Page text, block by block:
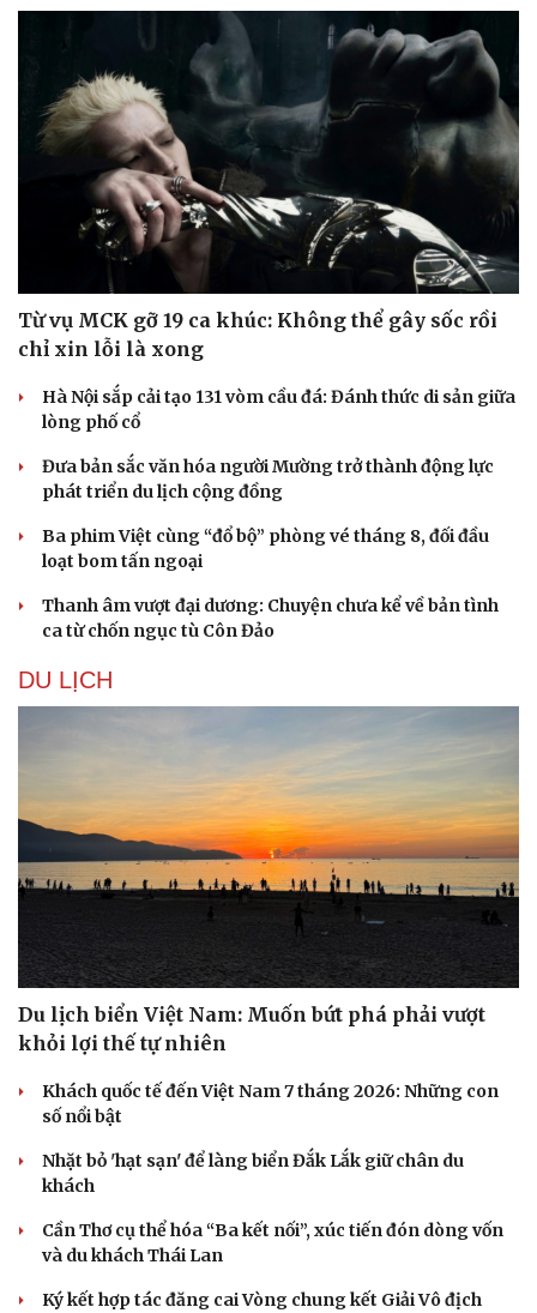
Văn hóa
Sân khấu - Điện ảnh
Âm nhạc
Giải trí
Từ vụ MCK gỡ 19 ca khúc: Không thể gây sốc rồi
chỉ xin lỗi là xong
Hà Nội sắp cải tạo 131 vòm cầu đá: Đánh thức di sản giữa
lòng phố cổ
Đưa bản sắc văn hóa người Mường trở thành động lực
phát triển du lịch cộng đồng
Ba phim Việt cùng “đổ bộ” phòng vé tháng 8, đối đầu
loạt bom tấn ngoại
Thanh âm vượt đại dương: Chuyện chưa kể về bản tình
ca từ chốn ngục tù Côn Đảo
DU LỊCH
Du lịch biển Việt Nam: Muốn bứt phá phải vượt
khỏi lợi thế tự nhiên
Khách quốc tế đến Việt Nam 7 tháng 2026: Những con
số nổi bật
Nhặt bỏ 'hạt sạn' để làng biển Đắk Lắk giữ chân du
khách
Cần Thơ cụ thể hóa “Ba kết nối”, xúc tiến đón dòng vốn
và du khách Thái Lan
Ký kết hợp tác đăng cai Vòng chung kết Giải Vô địch